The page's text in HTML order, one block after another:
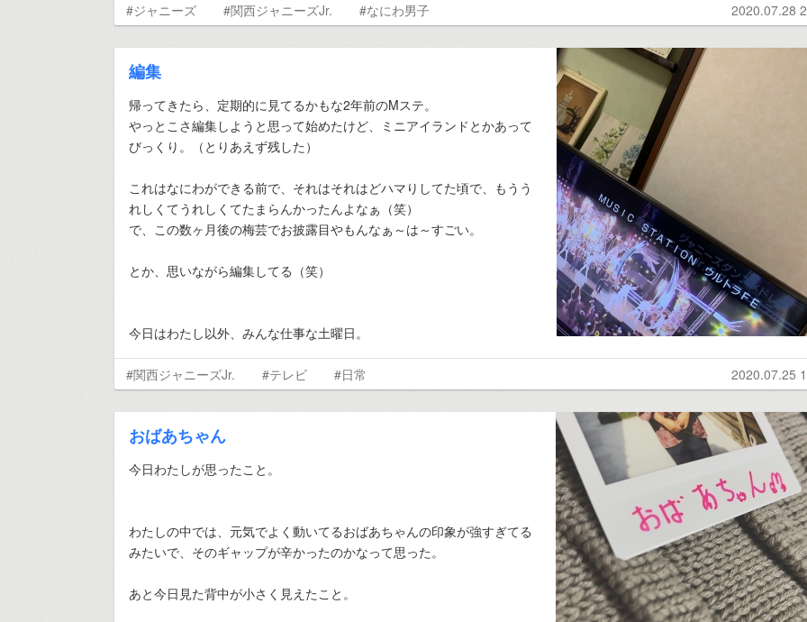
#ジャニーズ #関西ジャニーズJr. #なにわ男子 2020.07.28
編集
帰ってきたら、定期的に見てるかもな2年前のMステ。
やっとこさ編集しようと思って始めたけど、ミニアイランドとかあって
びっくり。（とりあえず残した）
これはなにわができる前で、それはそれはどハマりしてた頃で、もうう
れしくてうれしくてたまらんかったんよなぁ（笑）
で、この数ヶ月後の梅芸でお披露目やもんなぁ～は～すごい。
とか、思いながら編集してる（笑）
今日はわたし以外、みんな仕事な土曜日。
#関西ジャニーズJr. #テレビ #日常 2020.07.25
おばあちゃん
今日わたしが思ったこと。
わたしの中では、元気でよく動いてるおばあちゃんの印象が強すぎてる
みたいで、そのギャップが辛かったのかなって思った。
あと今日見た背中が小さく見えたこと。